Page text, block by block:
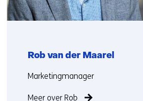
Rob van der Maarel
Functie:
Marketingmanager
Meer over Rob